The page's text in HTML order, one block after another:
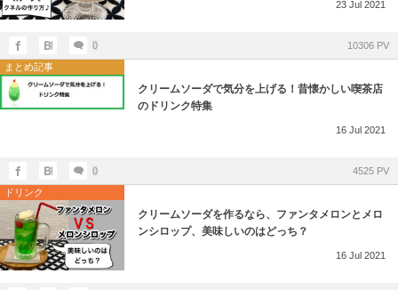
23 Jul 2021
0
10306 PV
まとめ記事
クリームソーダで気分を上げる！昔懐かしい喫茶店
のドリンク特集
16 Jul 2021
0
4525 PV
ドリンク
クリームソーダを作るなら、ファンタメロンとメロ
ンシロップ、美味しいのはどっち？
16 Jul 2021